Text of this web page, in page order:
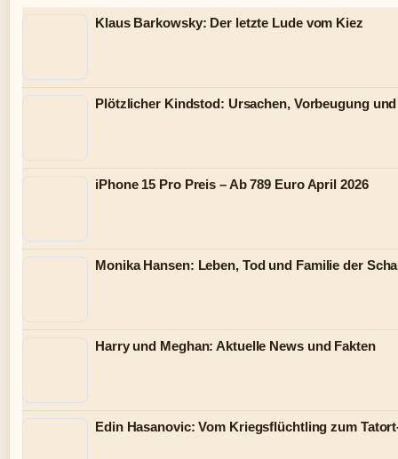
Klaus Barkowsky: Der letzte Lude vom Kiez
Plötzlicher Kindstod: Ursachen, Vorbeugung
iPhone 15 Pro Preis – Ab 789 Euro April 2026
Monika Hansen: Leben, Tod und Familie der
Harry und Meghan: Aktuelle News und Fakten
Edin Hasanovic: Vom Kriegsflüchtling zum